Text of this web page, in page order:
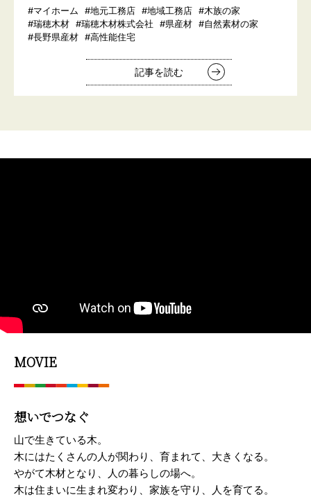
#マイホーム #地元工務店 #地域工務店 #木族の家
#瑞穂木材 #瑞穂木材株式会社 #県産材 #自然素材の家
#長野県産材 #高性能住宅
記事を読む
MOVIE
想いでつなぐ
山で生きている木。
木にはたくさんの人が関わり、育まれて、大きくなる。
やがて木材となり、人の暮らしの場へ。
木は住まいに生まれ変わり、家族を守り、人を育てる。